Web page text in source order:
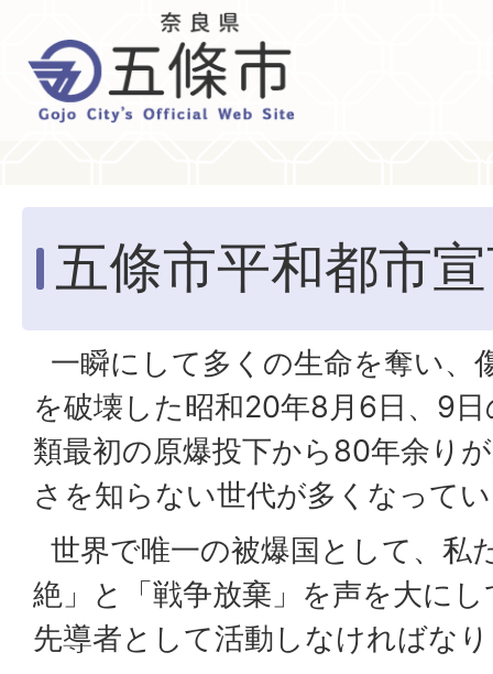
五條市平和都市
一瞬にして多くの生命を奪い、
を破壊した昭和20年8月6日、9
類最初の原爆投下から80年余り
さを知らない世代が多くなって
世界で唯一の被爆国として、私
絶」と「戦争放棄」を声を大に
先導者として活動しなければな